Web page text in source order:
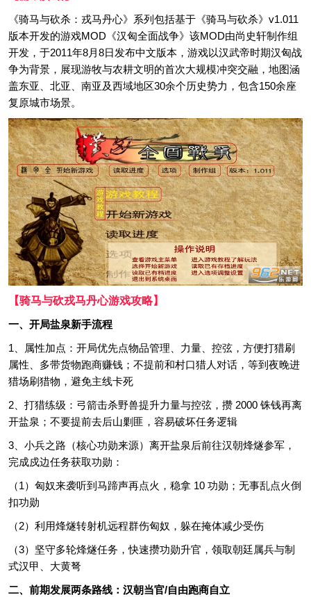
《骑马与砍杀：戎马丹心》系列包括基于《骑马与砍杀》v1.011
版本开发的游戏MOD《汉匈全面战争》该MOD由尚史轩制作组
开发，于2011年8月8日发布中文版本，游戏以汉武帝时期汉匈战
争为背景，展现游牧与农耕文明的首次大规模冲突交融，地图涵
盖东亚、北亚、南亚及西域地区30余个历史势力，包含150余座
复原城市场景。
【骑马与砍戎马丹心游戏攻略】
一、开局盐泉新手流程
1、属性加点：开局优先点物品管理、力量、控弦，方便打猎刷
属性、多带货物跑商赚钱；不提前和村口猎人对话，等到夜晚进
猎场刷猎物，避免主线卡死
2、打猎练级：弓箭击杀野兽提升力量与控弦，攒 2000 铢钱再离
开盐泉；不要提前去后山剿匪，容易破坏任务逻辑
3、小兵之路（核心功勋来源）离开盐泉后前往汉朝烽燧参军，
完成戍边任务获取功勋：
（1）匈奴来袭听到马蹄声再点火，稳拿 10 功勋；无事乱点火倒
扣功勋
（2）利用烽燧转射机远程群伤匈奴，躲在掩体减少受伤
（3）坚守多轮烽燧任务，快速攒功勋升官，领取朝廷属兵与制
式汉甲、大黄弩
二、前期发展两条路线：汉朝当官/自由跑商自立